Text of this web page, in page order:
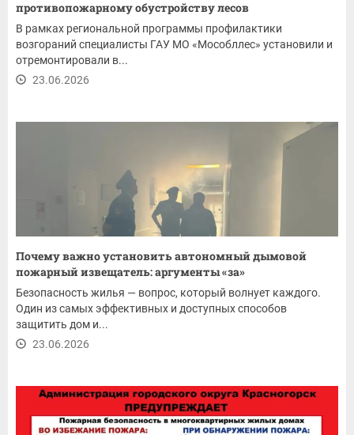
противопожарному обустройству лесов
В рамках региональной программы профилактики
возгораний специалисты ГАУ МО «Мособллес» установили и
отремонтировали в...
23.06.2026
Почему важно установить автономный дымовой
пожарный извещатель: аргументы «за»
Безопасность жилья — вопрос, который волнует каждого.
Один из самых эффективных и доступных способов
защитить дом и...
23.06.2026